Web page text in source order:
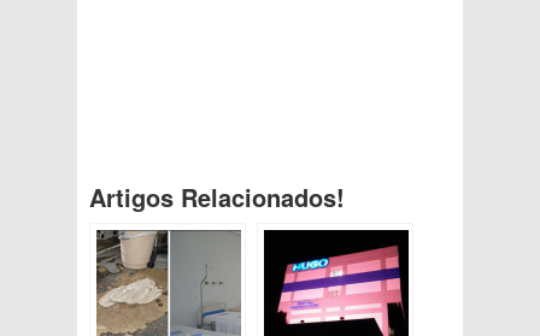
Artigos Relacionados!